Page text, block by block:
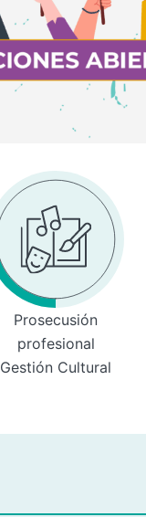
Prosecusión
profesional
Gestión Cultural